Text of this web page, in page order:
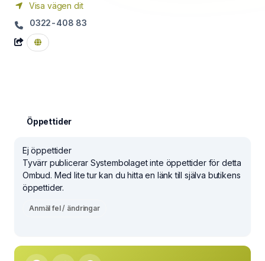
Visa vägen dit
0322-408 83
Öppettider
Ej öppettider
Tyvärr publicerar Systembolaget inte öppettider för detta
Ombud. Med lite tur kan du hitta en länk till själva butikens
öppettider.
Anmäl fel / ändringar